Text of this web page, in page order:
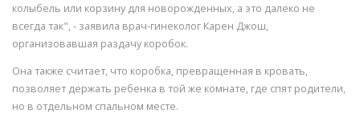
колыбель или корзину для новорожденных, а это далеко не
всегда так", - заявила врач-гинеколог Карен Джош,
организовавшая раздачу коробок.
Она также считает, что коробка, превращенная в кровать,
позволяет держать ребенка в той же комнате, где спят родители,
но в отдельном спальном месте.